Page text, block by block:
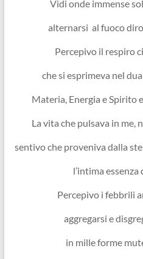
Vidi onde immense
alternarsi al fuoco
Percepivo il respiro
che si esprimeva nel
Materia, Energia e Spirito
La vita che pulsava in me,
sentivo che proveniva dalla
l’intima essenza
Percepivo i febbrili
aggregarsi e
in mille forme